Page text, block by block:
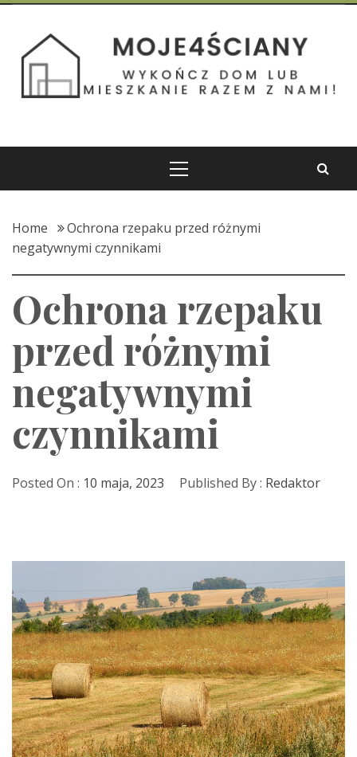
Skip
content Moje 4 Ściany
Home
Ochrona rzepaku przed różnymi
negatywnymi czynnikami
Ochrona rzepaku
przed różnymi
negatywnymi
czynnikami
Posted On : 10 maja, 2023 Published By : Redaktor